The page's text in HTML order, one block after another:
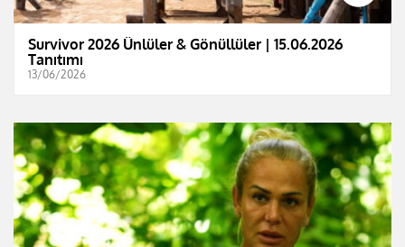
Survivor 2026 Ünlüler & Gönüllüler | 15.06.2026
Tanıtımı
13/06/2026